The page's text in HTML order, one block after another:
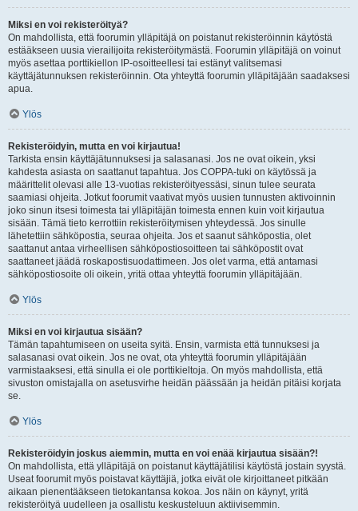
Miksi en voi rekisteröityä?
On mahdollista, että foorumin ylläpitäjä on poistanut rekisteröinnin käytöstä
estääkseen uusia vierailijoita rekisteröitymästä. Foorumin ylläpitäjä on voinut
myös asettaa porttikiellon IP-osoitteellesi tai estänyt valitsemasi
käyttäjätunnuksen rekisteröinnin. Ota yhteyttä foorumin ylläpitäjään saadaksesi
apua.
Ylös
Rekisteröidyin, mutta en voi kirjautua!
Tarkista ensin käyttäjätunnuksesi ja salasanasi. Jos ne ovat oikein, yksi
kahdesta asiasta on saattanut tapahtua. Jos COPPA-tuki on käytössä ja
määrittelit olevasi alle 13-vuotias rekisteröityessäsi, sinun tulee seurata
saamiasi ohjeita. Jotkut foorumit vaativat myös uusien tunnusten aktivoinnin
joko sinun itsesi toimesta tai ylläpitäjän toimesta ennen kuin voit kirjautua
sisään. Tämä tieto kerrottiin rekisteröitymisen yhteydessä. Jos sinulle
lähetettiin sähköpostia, seuraa ohjeita. Jos et saanut sähköpostia, olet
saattanut antaa virheellisen sähköpostiosoitteen tai sähköpostit ovat
saattaneet jäädä roskapostisuodattimeen. Jos olet varma, että antamasi
sähköpostiosoite oli oikein, yritä ottaa yhteyttä foorumin ylläpitäjään.
Ylös
Miksi en voi kirjautua sisään?
Tämän tapahtumiseen on useita syitä. Ensin, varmista että tunnuksesi ja
salasanasi ovat oikein. Jos ne ovat, ota yhteyttä foorumin ylläpitäjään
varmistaaksesi, että sinulla ei ole porttikieltoja. On myös mahdollista, että
sivuston omistajalla on asetusvirhe heidän päässään ja heidän pitäisi korjata
se.
Ylös
Rekisteröidyin joskus aiemmin, mutta en voi enää kirjautua sisään?!
On mahdollista, että ylläpitäjä on poistanut käyttäjätilisi käytöstä jostain syystä.
Useat foorumit myös poistavat käyttäjiä, jotka eivät ole kirjoittaneet pitkään
aikaan pienentääkseen tietokantansa kokoa. Jos näin on käynyt, yritä
rekisteröityä uudelleen ja osallistu keskusteluun aktiivisemmin.